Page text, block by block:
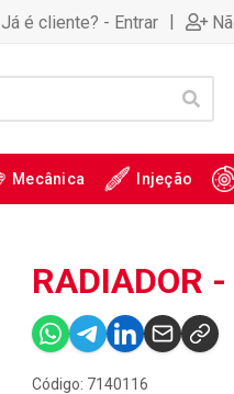
Já é cliente? - Entrar |
Mecânica Injeção
RADIADOR
Código: 7140116